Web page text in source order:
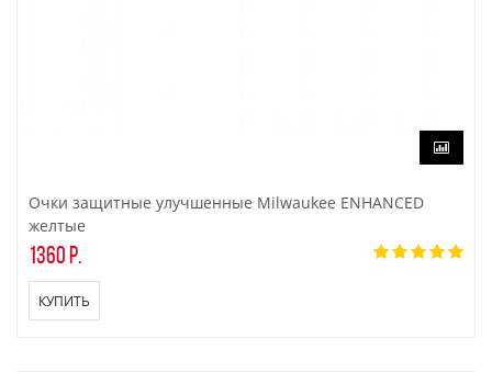
Очки защитные улучшенные Milwaukee ENHANCED
желтые
1360 р.
КУПИТЬ